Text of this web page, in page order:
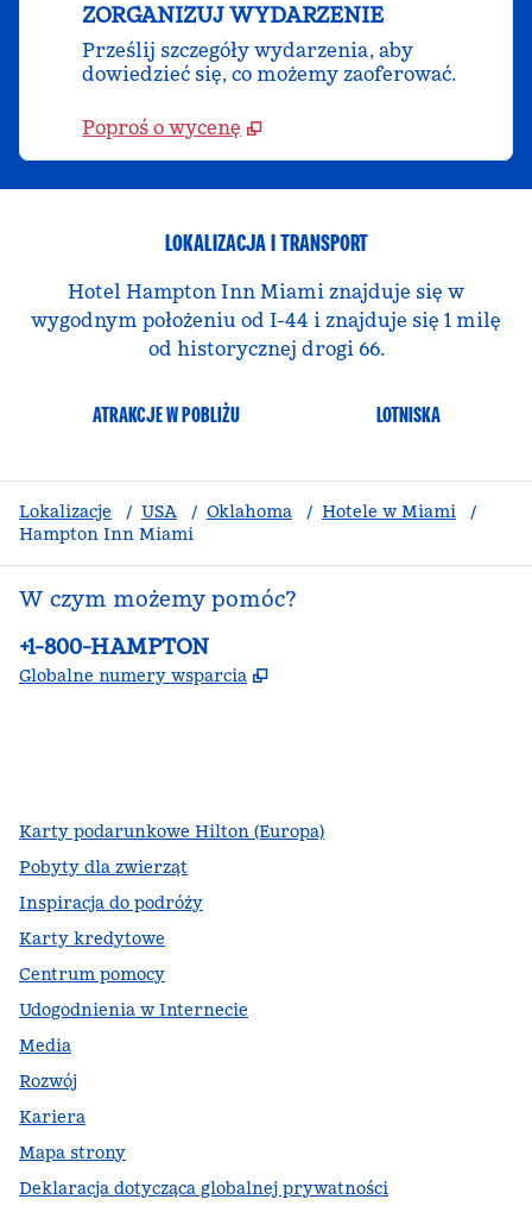
ZORGANIZUJ WYDARZENIE
Prześlij szczegóły wydarzenia, aby
dowiedzieć się, co możemy zaoferować.
Poproś o wycenę
LOKALIZACJA I TRANSPORT
Hotel Hampton Inn Miami znajduje się w
wygodnym położeniu od I-44 i znajduje się 1 milę
od historycznej drogi 66.
ATRAKCJE W POBLIŻU LOTNISKA
Lokalizacje / USA / Oklahoma / Hotele w Miami
/
Hampton Inn Miami
W czym możemy pomóc?
Telefon:
+1-800-HAMPTON
Globalne numery wsparcia ,
Karty podarunkowe Hilton (Europa)
Pobyty dla zwierząt
Inspiracja do podróży
Karty kredytowe
Centrum pomocy
Udogodnienia w Internecie
Media
Rozwój
Kariera
Mapa strony
Deklaracja dotycząca globalnej prywatności